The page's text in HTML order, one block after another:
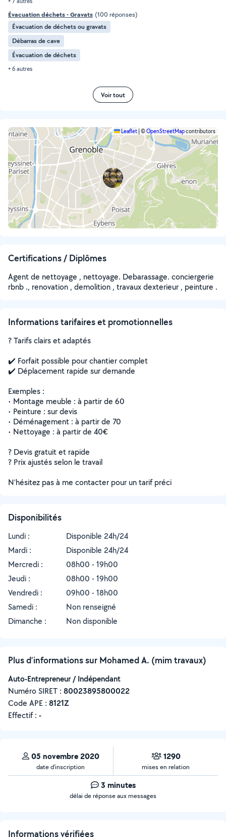
Évacuation déchets - Gravats (100 réponses)
Évacuation de déchets ou gravats
Débarras de cave
Évacuation de déchets
+ 6 autres
Voir tout
Leaflet ©OpenStreetMapcontributors
Certifications / Diplômes
Agent de nettoyage , nettoyage. Debarassage. conciergerie
rbnb ., renovation , demolition , travaux dexterieur , peinture .
Informations tarifaires et promotionnelles
? Tarifs clairs et adaptés
✔️ Forfait possible pour chantier complet
✔️ Déplacement rapide sur demande
Exemples :
• Montage meuble : à partir de 60
• Peinture : sur devis
• Déménagement : à partir de 70
• Nettoyage : à partir de 40€
? Devis gratuit et rapide
? Prix ajustés selon le travail
N’hésitez pas à me contacter pour un tarif préci
Disponibilités
Lundi :
Disponible 24h/24
Mardi :
Disponible 24h/24
Mercredi :
08h00 - 19h00
Jeudi :
08h00 - 19h00
Vendredi :
09h00 - 18h00
Samedi :
Non renseigné
Dimanche :
Non disponible
Plus d’informations sur Mohamed A. (mim travaux)
Auto-Entrepreneur / Indépendant
Numéro SIRET : ‍80023895800022
Code APE : 8121Z
Effectif : -
05 novembre 2020
date d’inscription
1290
mises en relation
3 minutes
délai de réponse aux messages
Informations vérifiées